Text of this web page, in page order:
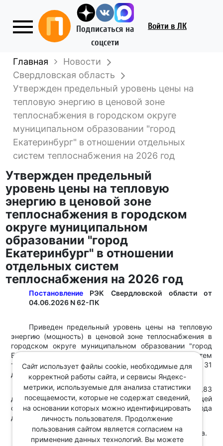
Подписаться на
соцсети
Войти в ЛК
Главная
Новости
Свердловская область
Утвержден предельный уровень цены на
тепловую энергию в ценовой зоне
теплоснабжения в городском округе
муниципальном образовании "город
Екатеринбург" в отношении отдельных
систем теплоснабжения на 2026 год
Утвержден предельный
уровень цены на тепловую
энергию в ценовой зоне
теплоснабжения в городском
округе муниципальном
образовании "город
Екатеринбург" в отношении
отдельных систем
теплоснабжения на 2026 год
ПостановлениеРЭК Свердловской области от
04.06.2026 N 62-ПК
Приведен предельный уровень цены на тепловую
энергию (мощность) в ценовой зоне теплоснабжения в
городском округе муниципальном образовании "город
Екатеринбург" в отношении отдельных систем
теплоснабжения, действующий с 1 июля 2026 года по 31
декабря 2026 года.
Предельный уровень цены варьируется от 1255,83
до 3244,37 руб./Гкал в зависимости от теплоснабжающей
организации, системы теплоснабжения и периода
действия.
Постановление вступает в силу с 1 июля 2026 года.
Сайт использует файлы cookie, необходимые для
корректной работы сайта, и сервисы Яндекс-
метрики, используемые для анализа статистики
посещаемости, которые не содержат сведений,
на основании которых можно идентифицировать
личность пользователя. Продолжение
пользования сайтом является согласием на
применение данных технологий. Вы можете